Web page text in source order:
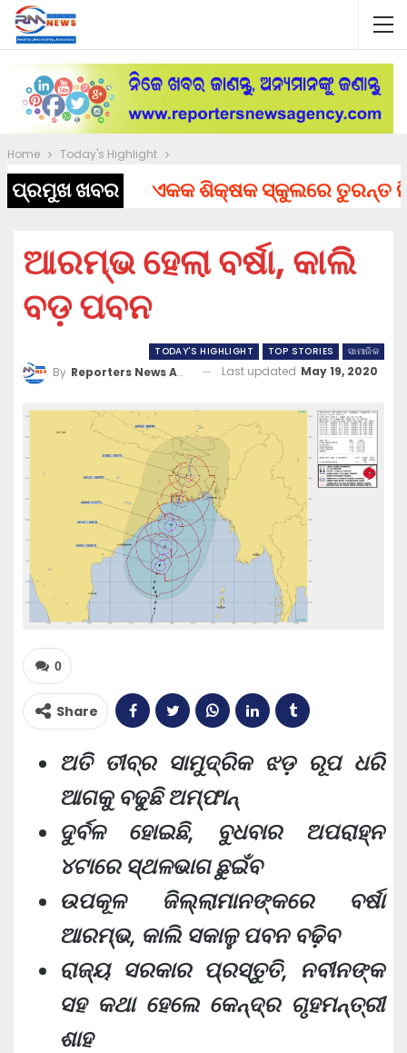
Home Today's Highlight
ପ୍ରମୁଖ ଖବରଏକକ ଶିକ୍ଷକ ସ୍କୁଲରେ ତୁରନ୍ତ
ଆରମ୍ଭ ହେଲା ବର୍ଷା, କାଲି
ବଡ଼ ପବନ
TODAY'S HIGHLIGHT TOP STORIES ସାମାଜିକ
By Reporters News Agency Last updated May 19, 2020
0
Share
ଅତି ତୀବ୍ର ସାମୁଦ୍ରିକ ଝଡ଼ ରୂପ ଧରି
ଆଗକୁ ବଢୁଛି ଅମ୍ଫାନ୍
ଦୁର୍ବଳ ହୋଇଛି, ବୁଧବାର ଅପରାହ୍ନ
୪ଟାରେ ସ୍ଥଳଭାଗ ଛୁଇଁବ
ଉପକୂଳ ଜିଲ୍ଲାମାନଙ୍କରେ ବର୍ଷା
ଆରମ୍ଭ, କାଲି ସକାଳୁ ପବନ ବଢି଼ବ
ରାଜ୍ୟ ସରକାର ପ୍ରସ୍ତୁତି, ନବୀନଙ୍କ
ସହ କଥା ହେଲେ କେନ୍ଦ୍ର ଗୃହମନ୍ତ୍ରୀ
ଶାହ